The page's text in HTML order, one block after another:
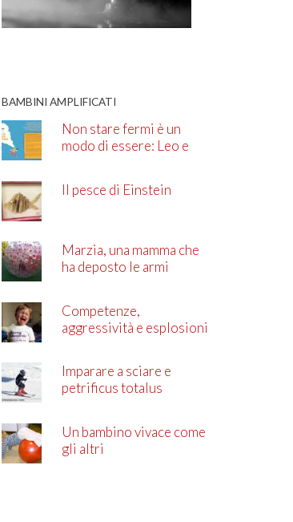
BAMBINI AMPLIFICATI
Non stare fermi è un
modo di essere: Leo e
Il pesce di Einstein
Marzia, una mamma che
ha deposto le armi
Competenze,
aggressività e esplosioni
Imparare a sciare e
petrificus totalus
Un bambino vivace come
gli altri